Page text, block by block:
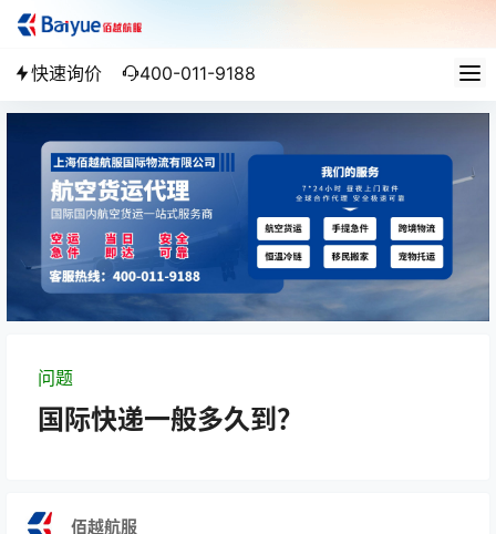
快速询价 400-011-9188
问题
国际快递一般多久到？
佰越航服